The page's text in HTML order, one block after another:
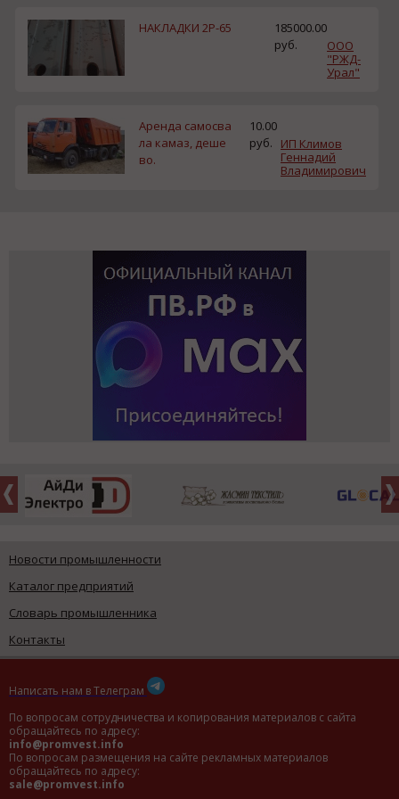
НАКЛАДКИ 2Р-65
185000.00
руб.
ООО
"РЖД-
Урал"
Аренда самосва
ла камаз, деше
во.
10.00
руб.
ИП Климов
Геннадий
Владимирович
Новости промышленности
Каталог предприятий
Словарь промышленника
Контакты
Написать нам в Телеграм
По вопросам сотрудничества и копирования материалов с сайта
обращайтесь по адресу:
info@promvest.info
По вопросам размещения на сайте рекламных материалов
обращайтесь по адресу:
sale@promvest.info